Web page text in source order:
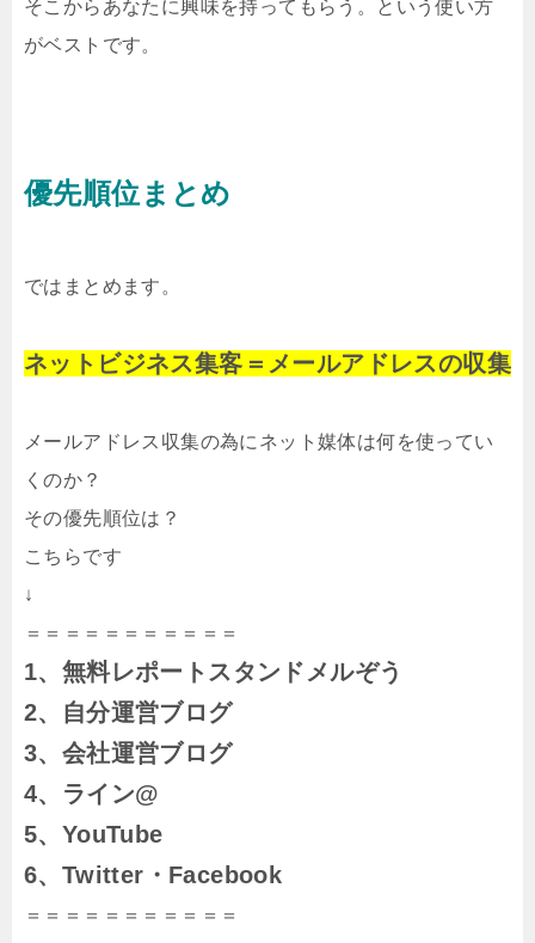
そこからあなたに興味を持ってもらう。という使い方
がベストです。
優先順位まとめ
ではまとめます。
ネットビジネス集客＝メールアドレスの収集
メールアドレス収集の為に ネット媒体は何を使ってい
くのか？
その優先順位は？
こちらです
↓
＝＝＝＝＝＝＝＝＝＝＝
1、無料レポートスタンドメルぞう
2、自分運営ブログ
3、会社運営ブログ
4、ライン@
5、YouTube
6、Twitter・Facebook
＝＝＝＝＝＝＝＝＝＝＝